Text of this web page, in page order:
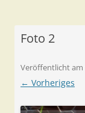
Foto 2
Veröffentlicht am
← Vorheriges